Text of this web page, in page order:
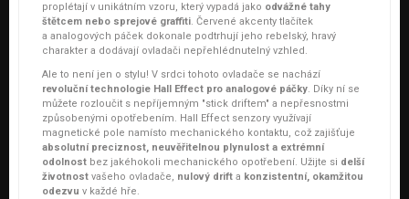
proplétají v unikátním vzoru, který vypadá jako odvážné tahy
štětcem nebo sprejové graffiti. Červené akcenty tlačítek
a analogových páček dokonale podtrhují jeho rebelský, hravý
charakter a dodávají ovladači nepřehlédnutelný vzhled.
Ale to není jen o stylu! V srdci tohoto ovladače se nachází
revoluční technologie Hall Effect pro analogové páčky. Díky ní se
můžete rozloučit s nepříjemným "stick driftem" a nepřesnostmi
způsobenými opotřebením. Hall Effect senzory využívají
magnetické pole namísto mechanického kontaktu, což zajišťuje
absolutní preciznost, neuvěřitelnou plynulost a extrémní
odolnost bez jakéhokoli mechanického opotřebení. Užijte si delší
životnost vašeho ovladače, nulový drift a konzistentní, okamžitou
odezvu v každé hře.